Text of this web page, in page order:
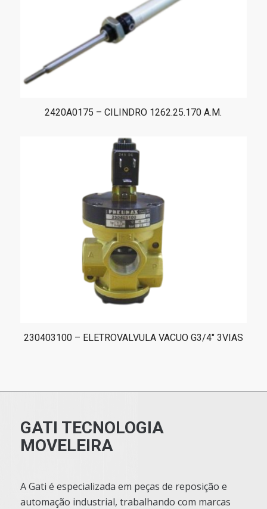
2420A0175 – CILINDRO 1262.25.170 A.M.
230403100 – ELETROVALVULA VACUO G3/4″ 3VIAS
GATI TECNOLOGIA
MOVELEIRA
A Gati é especializada em peças de reposição e
automação industrial, trabalhando com marcas